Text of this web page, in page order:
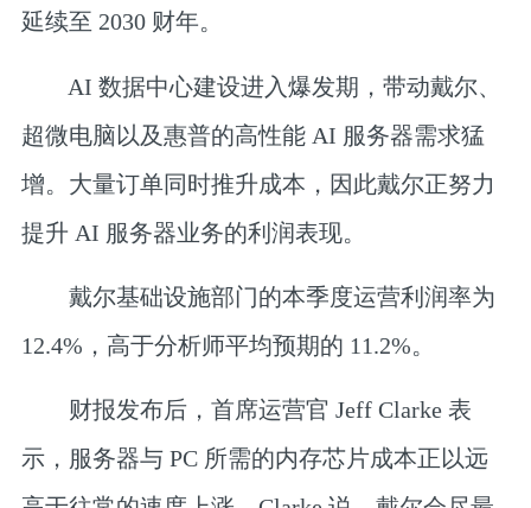
延续至 2030 财年。
AI 数据中心建设进入爆发期，带动戴尔、
超微电脑以及惠普的高性能 AI 服务器需求猛
增。大量订单同时推升成本，因此戴尔正努力
提升 AI 服务器业务的利润表现。
戴尔基础设施部门的本季度运营利润率为
12.4%，高于分析师平均预期的 11.2%。
财报发布后，首席运营官 Jeff Clarke 表
示，服务器与 PC 所需的内存芯片成本正以远